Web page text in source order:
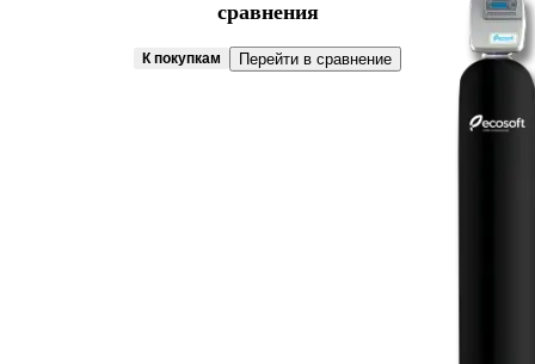
сравнения
К покупкам Перейти в сравнение